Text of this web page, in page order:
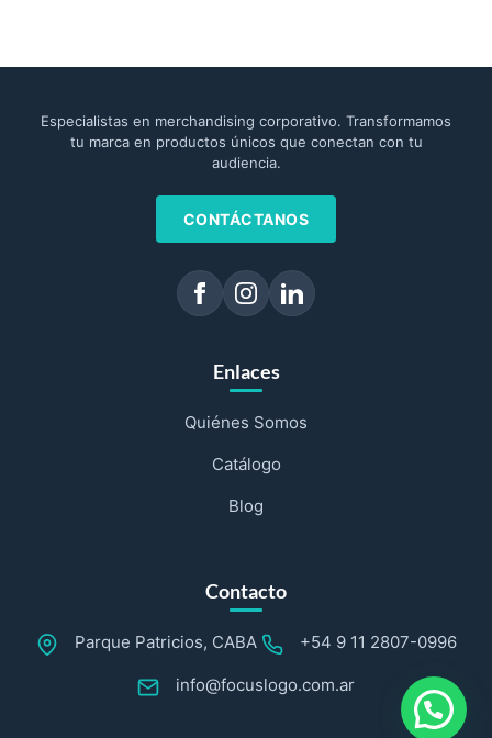
Especialistas en merchandising corporativo. Transformamos
tu marca en productos únicos que conectan con tu
audiencia.
CONTÁCTANOS
Enlaces
Quiénes Somos
Catálogo
Blog
Contacto
Parque Patricios, CABA +54 9 11 2807-0996
info@focuslogo.com.ar